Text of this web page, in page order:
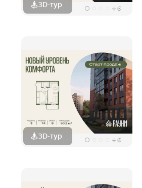
3D-тур + 6
3D-тур + 6